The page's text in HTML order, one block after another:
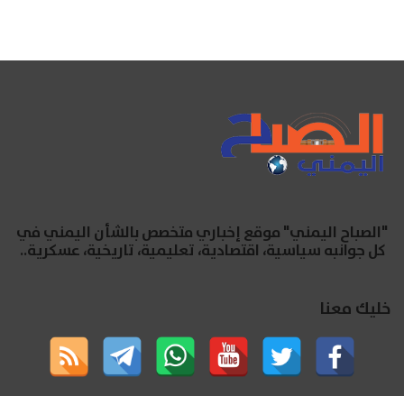
"الصباح اليمني" موقع إخباري متخصص بالشأن اليمني في
كل جوانبه سياسية، اقتصادية، تعليمية، تاريخية، عسكرية..
خليك معنا